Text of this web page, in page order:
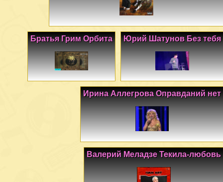
Юрий Шатунов Без тебя
Братья Грим Орбита
Ирина Аллегрова Оправданий нет
Валерий Меладзе Текила-любовь